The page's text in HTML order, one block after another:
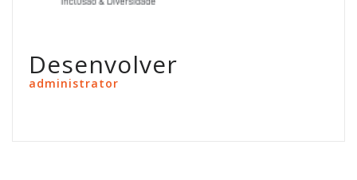
Desenvolver
administrator